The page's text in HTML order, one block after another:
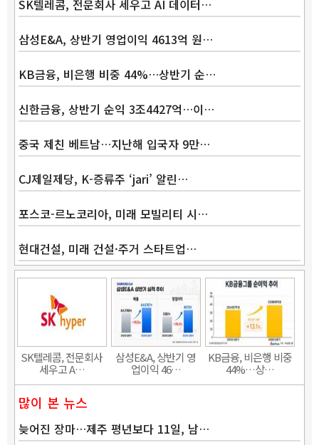
SK텔레콤, 전문회사 세우고 AI 데이터…
삼성E&A, 상반기 영업이익 4613억 원…
KB금융, 비은행 비중 44%…상반기 순…
신한금융, 상반기 순익 3조4427억…이…
중국 제친 베트남…지난해 입국자 9만…
CJ제일제당, K-증류주 ‘jari’ 알린…
포스코-르노코리아, 미래 모빌리티 시…
현대건설, 미래 건설·주거 스타트업…
SK텔레콤, 전문회사
세우고 A…
삼성E&A, 상반기 영
업이익 46…
KB금융, 비은행 비중
44%…상…
많이 본 뉴스
늦어진 장마…제주 평년보다 11일, 남…